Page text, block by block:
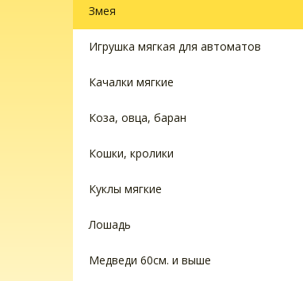
Змея
Игрушка мягкая для автоматов
Качалки мягкие
Коза, овца, баран
Кошки, кролики
Куклы мягкие
Лошадь
Медведи 60см. и выше